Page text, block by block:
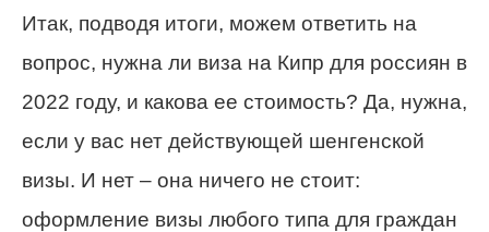
Итак, подводя итоги, можем ответить на
вопрос, нужна ли виза на Кипр для россиян в
2022 году, и какова ее стоимость? Да, нужна,
если у вас нет действующей шенгенской
визы. И нет – она ничего не стоит:
оформление визы любого типа для граждан